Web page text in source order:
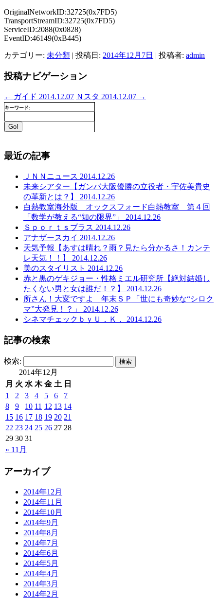
OriginalNetworkID:32725(0x7FD5)
TransportStreamID:32725(0x7FD5)
ServiceID:2088(0x0828)
EventID:46149(0xB445)
カテゴリー: 未分類 | 投稿日: 2014年12月7日 | 投稿者: admin
投稿ナビゲーション
← ガイド 2014.12.07 Ｎスタ 2014.12.07 →
キーワード:
最近の記事
ＪＮＮニュース 2014.12.26
未来シアター【ガンバ大阪優勝の立役者・宇佐美貴史
の革新とは？】 2014.12.26
白熱教室海外版 オックスフォード白熱教室 第４回
「数学が教える“知の限界”」 2014.12.26
Ｓｐｏｒｔｓプラス 2014.12.26
アナザースカイ 2014.12.26
天気予報【あすは晴れ？雨？見たら分かるさ！カンテ
レ天気！！】 2014.12.26
美のスタイリスト 2014.12.26
赤と黒のゲキジョー・性格ミエル研究所【絶対結婚し
たくない男と女は誰だ！？】 2014.12.26
所さん！大変ですよ 年末ＳＰ「世にも奇妙な“シロク
マ”大発見！？」 2014.12.26
シネマチェックｂｙＵ．Ｋ． 2014.12.26
記事の検索
検索:
2014年12月
月 火 水 木 金 土 日
« 11月
1 2 3 4 5 6
7
8
9 10 11 12 13 14
15 16 17 18 19 20 21
22 23 24 25 26 27 28
29 30 31
アーカイブ
2014年12月
2014年11月
2014年10月
2014年9月
2014年8月
2014年7月
2014年6月
2014年5月
2014年4月
2014年3月
2014年2月